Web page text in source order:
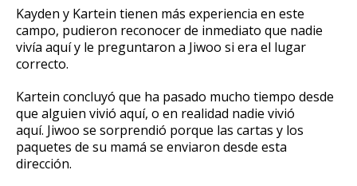
Kayden y Kartein tienen más experiencia en este
campo, pudieron reconocer de inmediato que nadie
vivía aquí y le preguntaron a Jiwoo si era el lugar
correcto.
Kartein concluyó que ha pasado mucho tiempo desde
que alguien vivió aquí, o en realidad nadie vivió
aquí. Jiwoo se sorprendió porque las cartas y los
paquetes de su mamá se enviaron desde esta
dirección.